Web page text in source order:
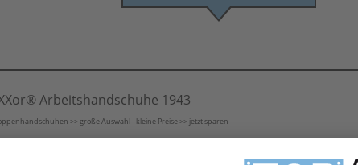
Arbeitshandschuhe 1943
>> große Auswahl - kleine Preise >> jetzt sparen
Mittelstrickhandschuhe und Grobstrickhandschuhe. Handschuhe mit Noppen sorgen für ein